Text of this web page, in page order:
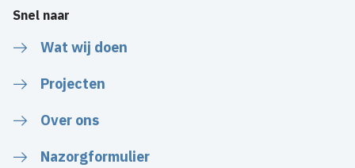
Snel naar
Wat wij doen
Projecten
Over ons
Nazorgformulier